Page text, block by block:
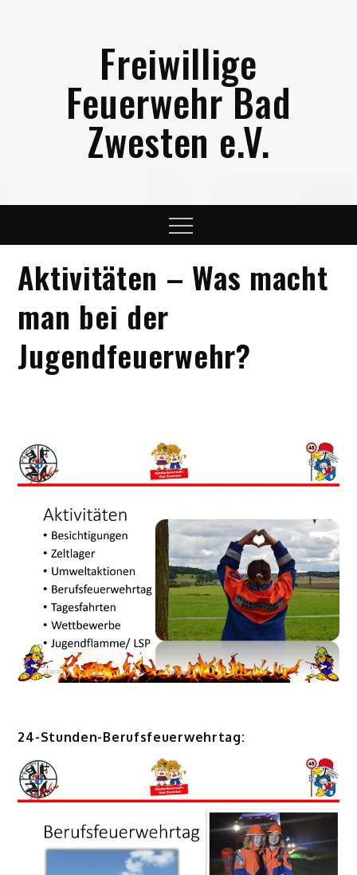
Freiwillige
Feuerwehr Bad
Zwesten e.V.
Menu
Aktivitäten – Was macht
man bei der
Jugendfeuerwehr?
24-Stunden-Berufsfeuerwehrtag: